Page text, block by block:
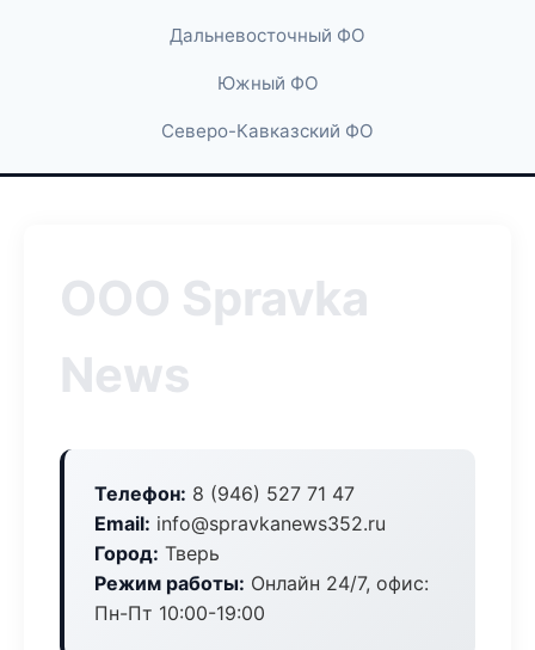
Дальневосточный ФО
Южный ФО
Северо-Кавказский ФО
ООО Spravka
News
Телефон: 8 (946) 527 71 47
Email: info@spravkanews352.ru
Город: Тверь
Режим работы: Онлайн 24/7, офис:
Пн-Пт 10:00-19:00